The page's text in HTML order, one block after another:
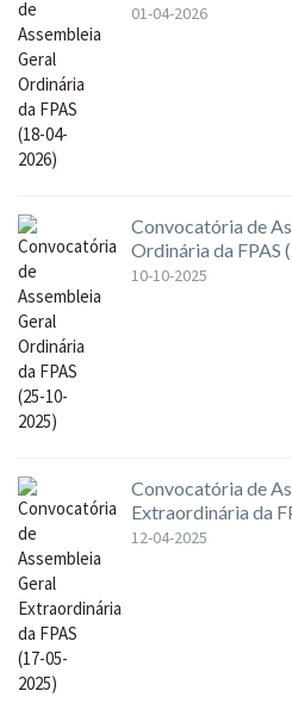
01-04-2026
Convocatória de
Ordinária da FPAS
10-10-2025
Convocatória de
Extraordinária da
12-04-2025